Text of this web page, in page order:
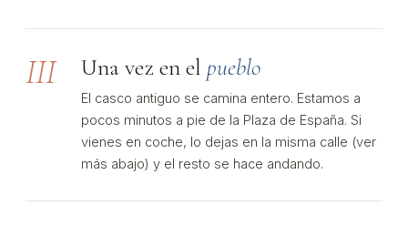
III Una vez en el pueblo
El casco antiguo se camina entero. Estamos a
pocos minutos a pie de la Plaza de España. Si
vienes en coche, lo dejas en la misma calle (ver
más abajo) y el resto se hace andando.